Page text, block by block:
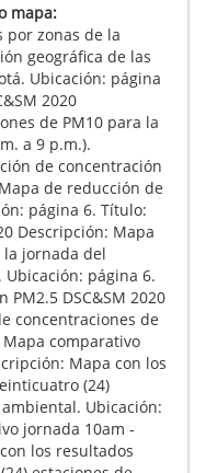
mapa:
por zonas de la
geográfica de las
Ubicación: página
2020
de PM10 para la
a 9 p.m.).
de concentración
de reducción de
página 6. Título:
Descripción: Mapa
la jornada del
Ubicación: página 6.
DSC&SM 2020
concentraciones de
comparativo
Mapa con los
(24)
Ubicación:
jornada 10am -
los resultados